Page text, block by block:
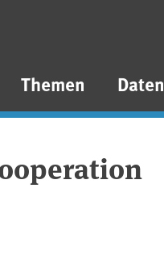
Themen Daten